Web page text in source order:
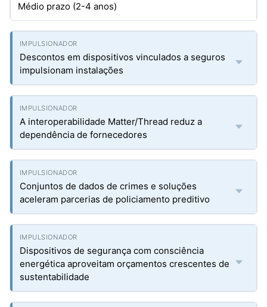
Médio prazo (2-4 anos)
Descontos em dispositivos vinculados a seguros
impulsionam instalações
A interoperabilidade Matter/Thread reduz a
dependência de fornecedores
Conjuntos de dados de crimes e soluções
aceleram parcerias de policiamento preditivo
Dispositivos de segurança com consciência
energética aproveitam orçamentos crescentes de
sustentabilidade